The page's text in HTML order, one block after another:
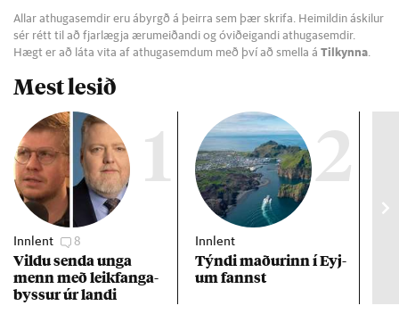
Allar athugasemdir eru ábyrgð á þeirra sem þær skrifa. Heimildin áskilur
sér rétt til að fjarlægja ærumeiðandi og óviðeigandi athugasemdir.
Hægt er að láta vita af athugasemdum með því að smella á Tilkynna
Mest lesið
1
Innlent 8
Vildu senda unga
menn með leik­fanga­
byss­ur úr landi
2
Innlent
Týndi mað­ur­inn í Eyj­
um fannst